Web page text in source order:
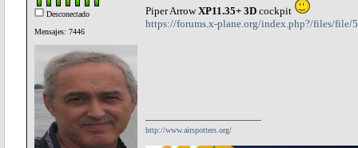
Desconectado
Mensajes: 7446
Piper ArrowXP11.35+ 3D cockpit
https://forums.x-plane.org/index.php?/files/file/
http://www.airspotters.org/